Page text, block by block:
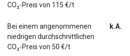
Scheinwerfer Voll-LED
Sitzheizung vorn
CO₂-Preis von 115 €/t
Bei einem angenommenen
niedrigen durchschnittlichen
CO₂-Preis von 50 €/t
k.A.